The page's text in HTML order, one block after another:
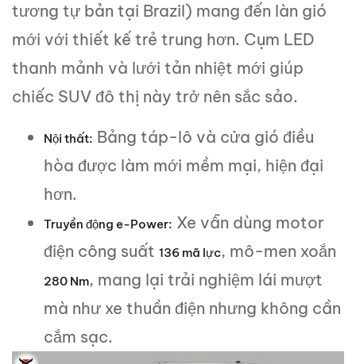
tương tự bản tại Brazil) mang đến làn gió
mới với thiết kế trẻ trung hơn. Cụm LED
thanh mảnh và lưới tản nhiệt mới giúp
chiếc SUV đô thị này trở nên sắc sảo.
Nội thất: Bảng táp-lô và cửa gió điều
hòa được làm mới mềm mại, hiện đại
hơn.
Truyền động e-Power: Xe vẫn dùng motor
điện công suất 136 mã lực, mô-men xoắn
280 Nm, mang lại trải nghiệm lái mượt
mà như xe thuần điện nhưng không cần
cắm sạc.